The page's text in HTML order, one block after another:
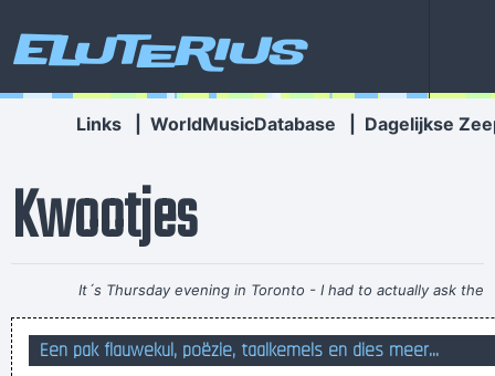
Eluterius
Links WorldMusicDatabase Dagelijkse
Kwootjes
It´s Thursday evening in Toronto - I had to actually ask the
drummer - but for us, it´s Friday night~ Paul Weller
Ik heb vandaag een stuk of 4 'reels' op facebook niét
Een pak flauwekul, poëzie, taalkemels en dies meer...